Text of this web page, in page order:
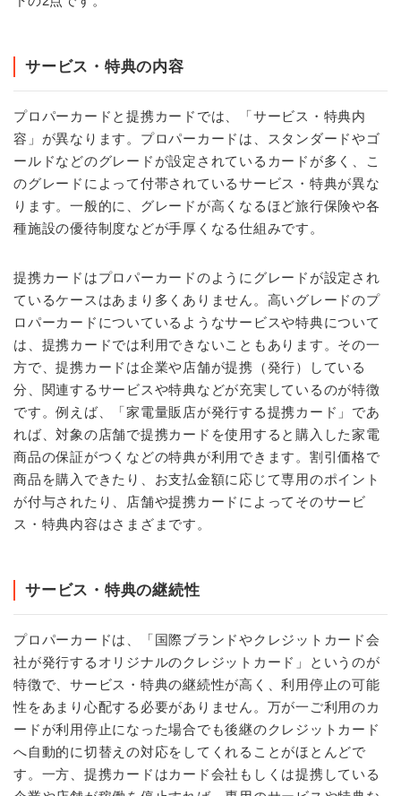
サービス・特典の内容
プロパーカードと提携カードでは、「サービス・特典内
容」が異なります。プロパーカードは、スタンダードやゴ
ールドなどのグレードが設定されているカードが多く、こ
のグレードによって付帯されているサービス・特典が異な
ります。一般的に、グレードが高くなるほど旅行保険や各
種施設の優待制度などが手厚くなる仕組みです。
提携カードはプロパーカードのようにグレードが設定され
ているケースはあまり多くありません。高いグレードのプ
ロパーカードについているようなサービスや特典について
は、提携カードでは利用できないこともあります。その一
方で、提携カードは企業や店舗が提携（発行）している
分、関連するサービスや特典などが充実しているのが特徴
です。例えば、「家電量販店が発行する提携カード」であ
れば、対象の店舗で提携カードを使用すると購入した家電
商品の保証がつくなどの特典が利用できます。割引価格で
商品を購入できたり、お支払金額に応じて専用のポイント
が付与されたり、店舗や提携カードによってそのサービ
ス・特典内容はさまざまです。
サービス・特典の継続性
プロパーカードは、「国際ブランドやクレジットカード会
社が発行するオリジナルのクレジットカード」というのが
特徴で、サービス・特典の継続性が高く、利用停止の可能
性をあまり心配する必要がありません。万が一ご利用のカ
ードが利用停止になった場合でも後継のクレジットカード
へ自動的に切替えの対応をしてくれることがほとんどで
す。一方、提携カードはカード会社もしくは提携している